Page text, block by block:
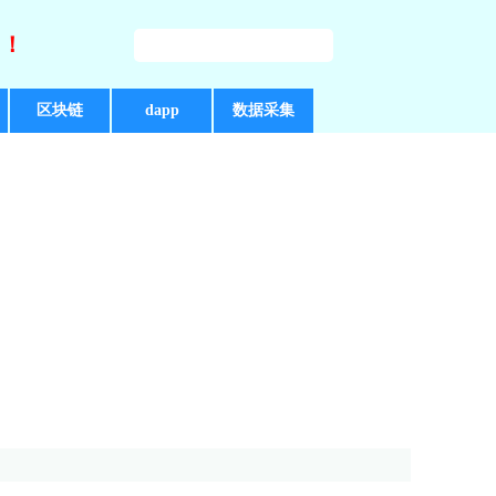
区块链 dapp 数据采集